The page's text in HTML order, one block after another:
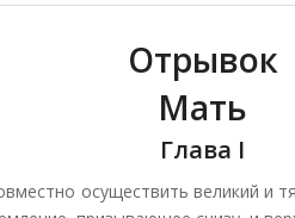
Отрывок
Мать
Глава I
осуществить великий и